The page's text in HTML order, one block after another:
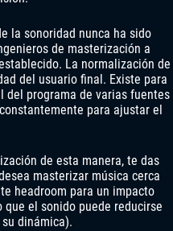
la sonoridad nunca ha sido
de masterización a
La normalización de
del usuario final. Existe para
del programa de varias fuentes
para ajustar el
de esta manera, te das
masterizar música cerca
headroom para un impacto
el sonido puede reducirse
dinámica).